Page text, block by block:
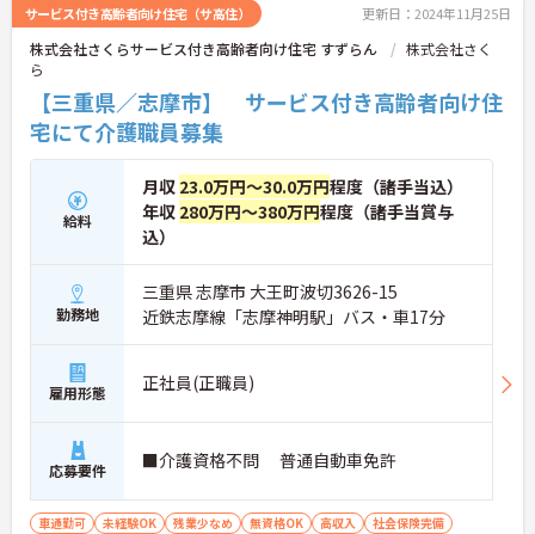
サービス付き高齢者向け住宅（サ高住） 更新日：2024年11月25日
株式会社さくらサービス付き高齢者向け住宅 すずらん
株式会社さく
ら
【三重県／志摩市】 サービス付き高齢者向け住
宅にて介護職員募集
給料
月収 23.0万円～30.0万円程度（諸手当込）
年収 280万円～380万円程度（諸手当賞与
込）
勤務地
三重県 志摩市 大王町波切3626-15
近鉄志摩線「志摩神明駅」バス・車17分
雇用形態 正社員(正職員)
応募要件 ■介護資格不問 普通自動車免許
車通勤可 未経験OK 残業少なめ 無資格OK 高収入
社会保険完備